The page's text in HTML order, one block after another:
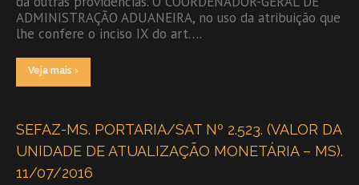
ADMINISTRAÇÃO ADUANEIRA, no uso da atribuição que
lhe confere o inciso IX do art….
Veja mais ›
SEFAZ-MS. PORTARIA/SAT Nº 2.523. (VALOR DA
UNIDADE DE ATUALIZAÇÃO MONETÁRIA – MS).
11/07/2016